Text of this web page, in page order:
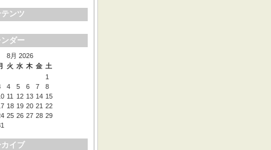
テンツ
ンダー
8月 2026
火 水 木 金 土
1
4 5 6 7
8
11 12 13 14 15
18 19 20 21 22
25 26 27 28 29
イブ